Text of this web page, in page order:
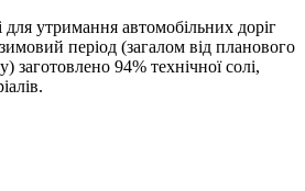
для утримання автомобільних доріг
період (загалом від планового
заготовлено 94% технічної солі,